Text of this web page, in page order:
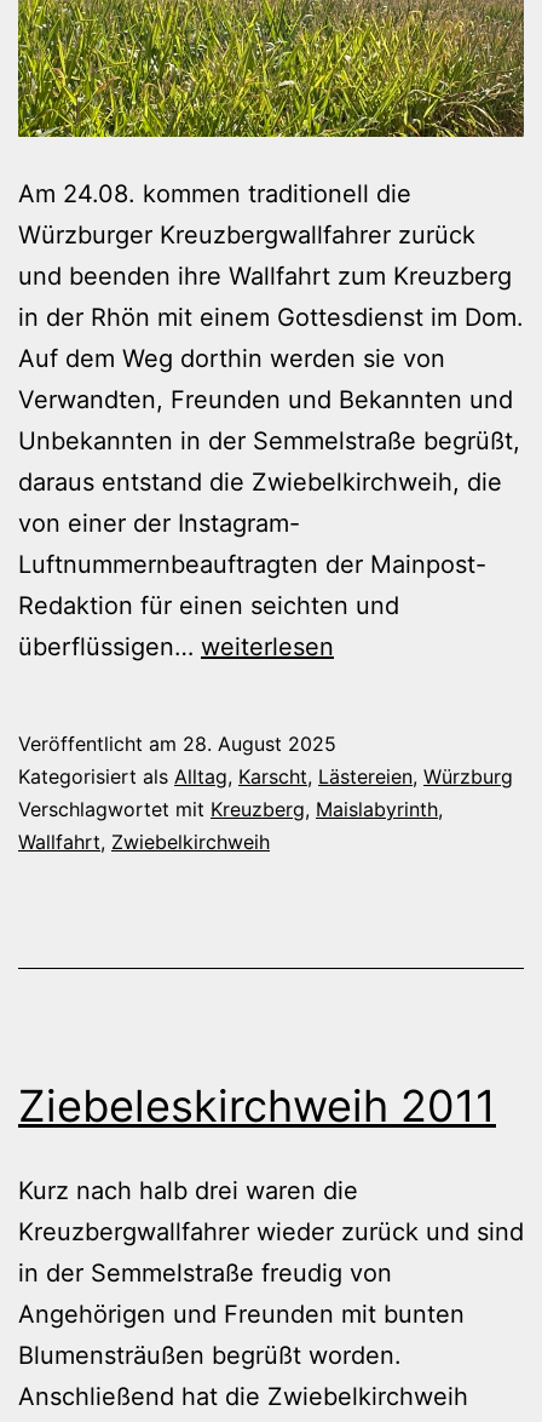
Am 24.08. kommen traditionell die
Würzburger Kreuzbergwallfahrer zurück
und beenden ihre Wallfahrt zum Kreuzberg
in der Rhön mit einem Gottesdienst im Dom.
Auf dem Weg dorthin werden sie von
Verwandten, Freunden und Bekannten und
Unbekannten in der Semmelstraße begrüßt,
daraus entstand die Zwiebelkirchweih, die
von einer der Instagram-
Luftnummernbeauftragten der Mainpost-
Redaktion für einen seichten und
überflüssigen… Maislabyrinth
weiterlesen
Veröffentlicht am 28. August 2025
Kategorisiert als Alltag, Karscht, Lästereien, Würzburg
Verschlagwortet mit Kreuzberg, Maislabyrinth,
Wallfahrt, Zwiebelkirchweih
Ziebeleskirchweih 2011
Kurz nach halb drei waren die
Kreuzbergwallfahrer wieder zurück und sind
in der Semmelstraße freudig von
Angehörigen und Freunden mit bunten
Blumensträußen begrüßt worden.
Anschließend hat die Zwiebelkirchweih